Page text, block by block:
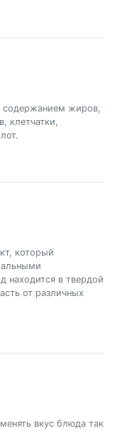
жиров,
клетчатки,
который
в твердой
от различных
вкус блюда так